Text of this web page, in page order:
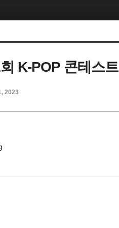
K-POP 콘테스트
2023